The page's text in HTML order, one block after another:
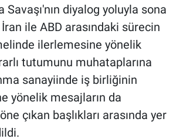
Savaşı'nın diyalog yoluyla sona
ile ABD arasındaki sürecin
ilerlemesine yönelik
tutumunu muhataplarına
sanayiinde iş birliğinin
yönelik mesajların da
çıkan başlıkları arasında yer